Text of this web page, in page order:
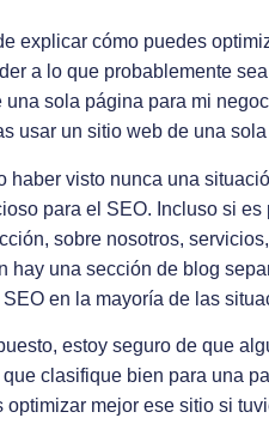
explicar cómo puedes
a lo que probablemente
una sola página para mi
usar un sitio web de una
haber visto nunca una
para el SEO. Incluso si
sobre nosotros,
hay una sección de blog
SEO en la mayoría de las
estoy seguro de que
clasifique bien para una
optimizar mejor ese sitio si